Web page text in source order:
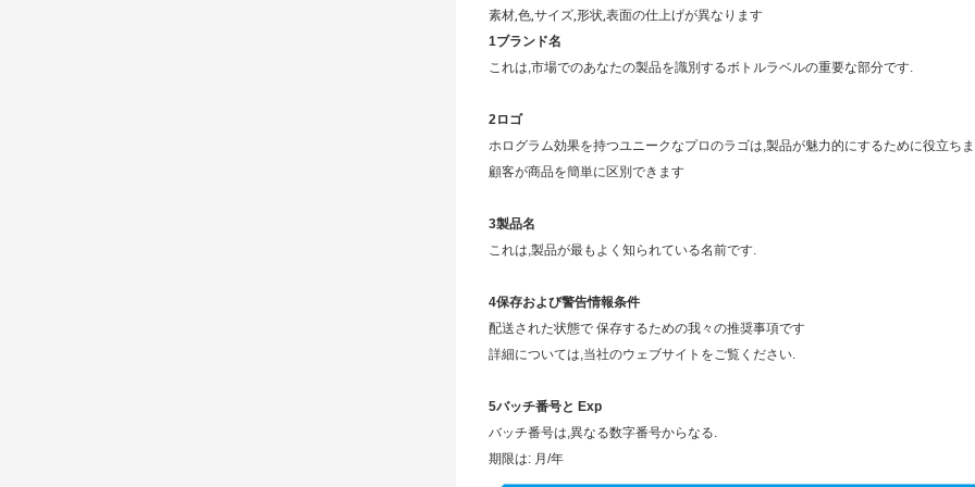
素材,色,サイズ,形状,表面の仕上げが異なります
1ブランド名
これは,市場でのあなたの製品を識別するボトルラベルの重要な部分です.
2ロゴ
ホログラム効果を持つユニークなプロのラゴは,製品が魅力的にするために役立ち
顧客が商品を簡単に区別できます
3製品名
これは,製品が最もよく知られている名前です.
4保存および警告情報条件
配送された状態で 保存するための我々の推奨事項です
詳細については,当社のウェブサイトをご覧ください.
5バッチ番号と Exp
バッチ番号は,異なる数字番号からなる.
期限は: 月/年